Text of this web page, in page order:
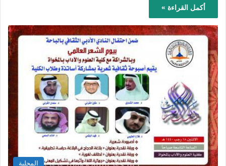
أكمل القراءة »
المحلية